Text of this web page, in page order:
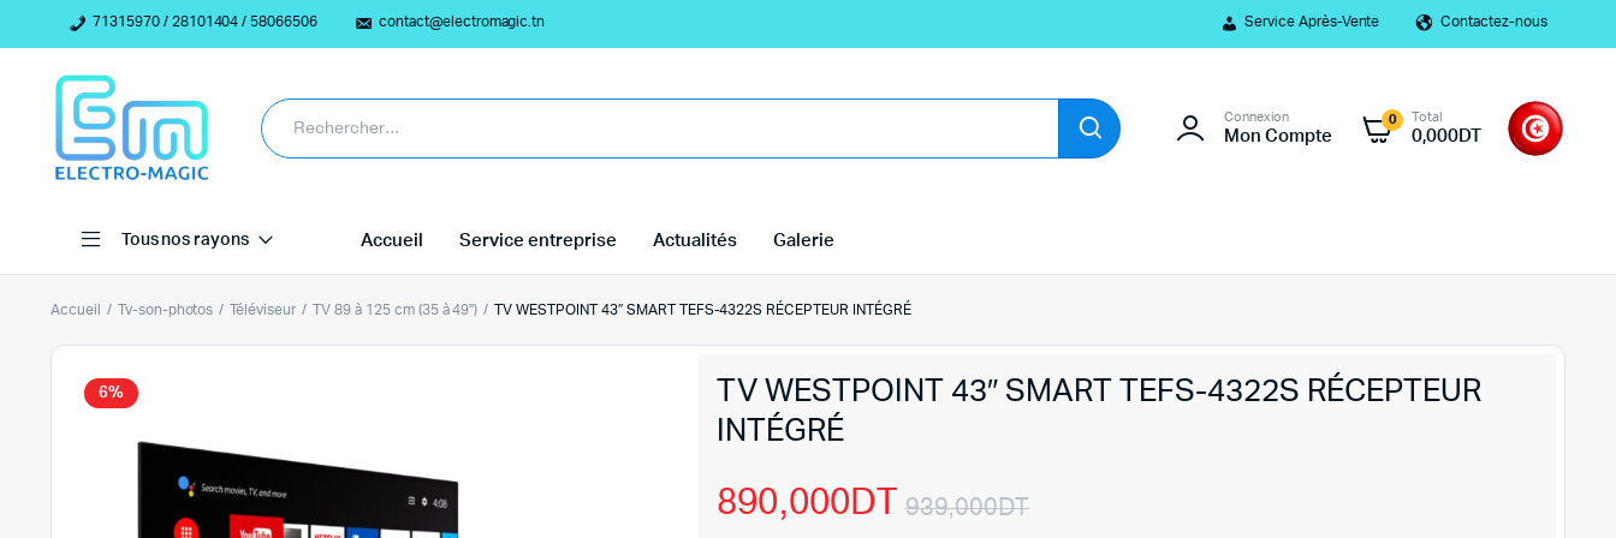
71315970 / 28101404 / 58066506 contact@electromagic.tn Service Après-Vente Contactez-nous
Connexion
Mon Compte
0 Total
0,000 DT
Tous nos rayons Accueil Service entreprise Actualités Galerie
Accueil Tv-son-photos Téléviseur TV 89 à 125 cm (35 à 49") TV WESTPOINT 43″ SMART TEFS-4322S RÉCEPTEUR INTÉGRÉ
6%
TV WESTPOINT 43″ SMART TEFS-4322S RÉCEPTEUR
INTÉGRÉ
939,000DT
890,000DT